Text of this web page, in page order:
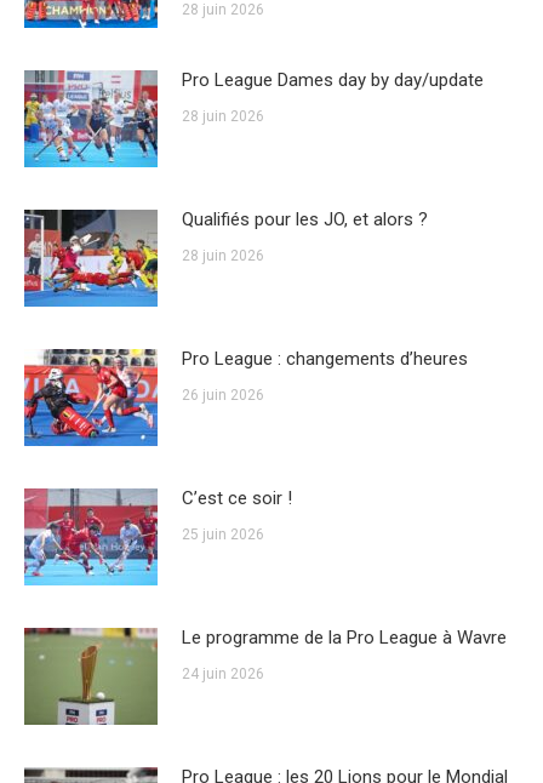
28 juin 2026
Pro League Dames day by day/update
28 juin 2026
Qualifiés pour les JO, et alors ?
28 juin 2026
Pro League : changements d’heures
26 juin 2026
C’est ce soir !
25 juin 2026
Le programme de la Pro League à Wavre
24 juin 2026
Pro League : les 20 Lions pour le Mondial